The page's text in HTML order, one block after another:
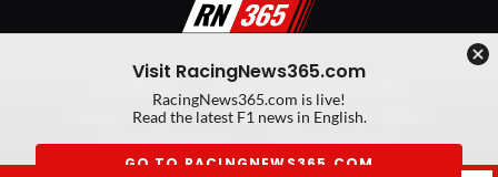
Algemene voorwaarden
Privacy Policy
Created by On Your Marks
Privacy manager
Kansspeluitingen
Visit RacingNews365.com
RacingNews365.com is live!
Read the latest F1 news in English.
GO TO RACINGNEWS365.COM